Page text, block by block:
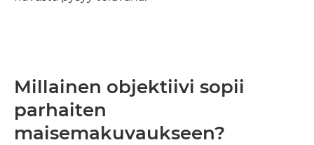
Millainen objektiivi sopii
parhaiten
maisemakuvaukseen?